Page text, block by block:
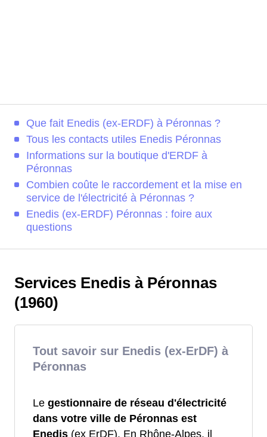
Que fait Enedis (ex-ERDF) à Péronnas ?
Tous les contacts utiles Enedis Péronnas
Informations sur la boutique d'ERDF à
Péronnas
Combien coûte le raccordement et la mise en
service de l'électricité à Péronnas ?
Enedis (ex-ERDF) Péronnas : foire aux
questions
Services Enedis à Péronnas
(1960)
Tout savoir sur Enedis (ex-ErDF) à
Péronnas
Le gestionnaire de réseau d'électricité
dans votre ville de Péronnas est
Enedis (ex ErDF). En Rhône-Alpes, il